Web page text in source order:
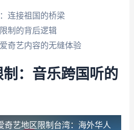
连接祖国的桥梁
制的背后逻辑
奇艺内容的无缝体验
制：音乐跨国听的
奇艺地区限制台湾：海外华人